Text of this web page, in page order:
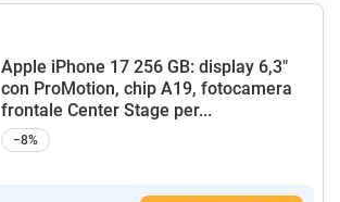
Apple iPhone 17 256 GB: display 6,3"
con ProMotion, chip A19, fotocamera
frontale Center Stage per...
−8%